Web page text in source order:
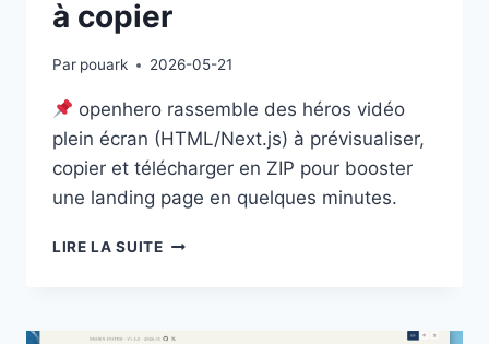
à copier
Par pouark 2026-05-21
openhero rassemble des héros vidéo
plein écran (HTML/Next.js) à prévisualiser,
copier et télécharger en ZIP pour booster
une landing page en quelques minutes.
LIRE LA SUITEOPENHERO
VIDÉO